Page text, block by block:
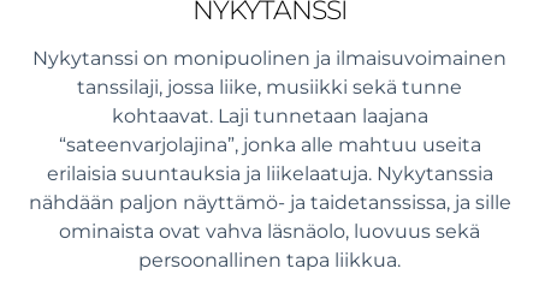
NYKYTANSSI
Nykytanssi on monipuolinen ja ilmaisuvoimainen
tanssilaji, jossa liike, musiikki sekä tunne
kohtaavat. Laji tunnetaan laajana
“sateenvarjolajina”, jonka alle mahtuu useita
erilaisia suuntauksia ja liikelaatuja. Nykytanssia
nähdään paljon näyttämö- ja taidetanssissa, ja sille
ominaista ovat vahva läsnäolo, luovuus sekä
persoonallinen tapa liikkua.